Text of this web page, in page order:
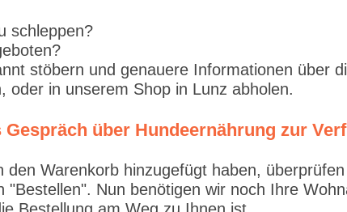
schleppen?
stöbern und genauere Informationen über
oder in unserem Shop in Lunz abholen.
über Hundeernährung zur
Warenkorb hinzugefügt haben,
Nun benötigen wir noch Ihre